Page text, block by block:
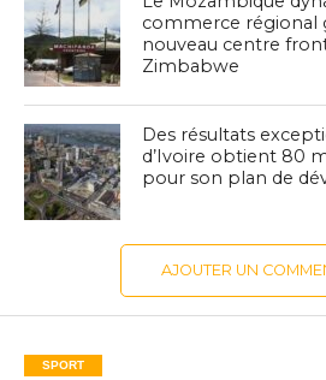
commerce régional
nouveau centre
Zimbabwe
Des résultats
d’Ivoire obtient 80
pour son plan de
AJOUTER UN
SPORT